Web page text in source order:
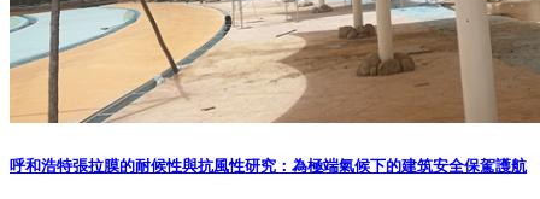
呼和浩特張拉膜的耐候性與抗風性研究：為極端氣候下的建筑安全保駕護航